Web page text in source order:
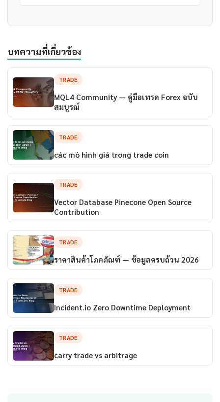
บทความที่เกี่ยวข้อง
TRADE
MQL4 Community — คู่มือเทรด Forex ฉบับ
สมบูรณ์
TRADE
các mô hình giá trong trade coin
TRADE
Vector Database Pinecone Open Source
Contribution
TRADE
ราคาสินค้าโภคภัณฑ์ — ข้อมูลครบถ้วน 2026
TRADE
Incident.io Zero Downtime Deployment
TRADE
carry trade vs arbitrage